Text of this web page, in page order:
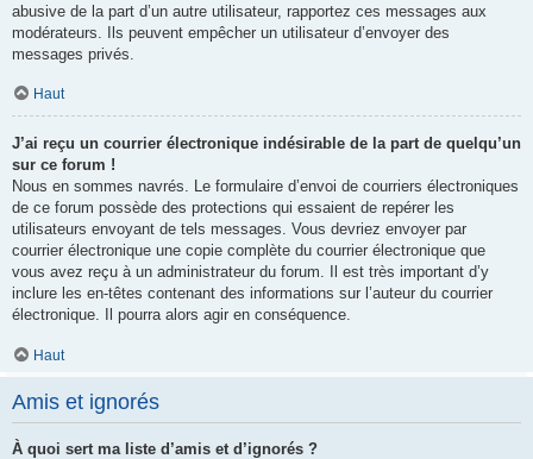
abusive de la part d’un autre utilisateur, rapportez ces messages aux
modérateurs. Ils peuvent empêcher un utilisateur d’envoyer des
messages privés.
Haut
J’ai reçu un courrier électronique indésirable de la part de quelqu’un
sur ce forum !
Nous en sommes navrés. Le formulaire d’envoi de courriers électroniques
de ce forum possède des protections qui essaient de repérer les
utilisateurs envoyant de tels messages. Vous devriez envoyer par
courrier électronique une copie complète du courrier électronique que
vous avez reçu à un administrateur du forum. Il est très important d’y
inclure les en-têtes contenant des informations sur l’auteur du courrier
électronique. Il pourra alors agir en conséquence.
Haut
Amis et ignorés
À quoi sert ma liste d’amis et d’ignorés ?